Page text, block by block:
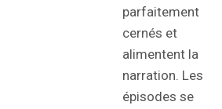
parfaitement
cernés et
alimentent la
narration. Les
épisodes se